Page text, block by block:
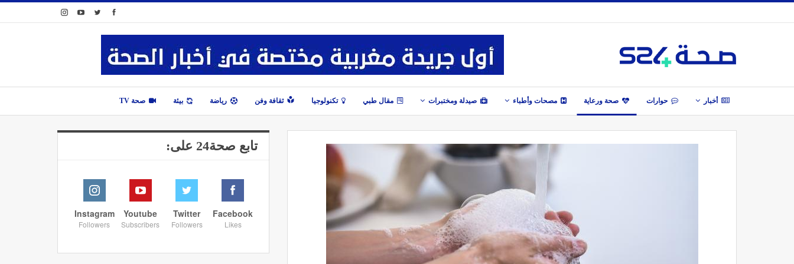
أخبار حوارات صحة ورعاية مصحات وأطباء صيدلة ومختبرات مقال طبي تكنولوجيا ثقافة وفن رياضة بيئة صحة TV
تابع صحة24 على:
Facebook
Likes
Twitter
Followers
Youtube
Subscribers
Instagram
Followers